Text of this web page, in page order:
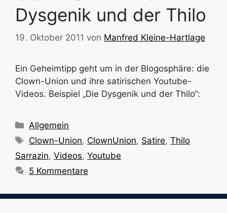
Dysgenik und der Thilo
19. Oktober 2011 von Manfred Kleine-Hartlage
Ein Geheimtipp geht um in der Blogosphäre: die
Clown-Union und ihre satirischen Youtube-
Videos. Beispiel „Die Dysgenik und der Thilo“:
Kategorien
Allgemein
Schlagwörter
Clown-Union, ClownUnion, Satire,Thilo
Sarrazin, Videos, Youtube
5 Kommentare